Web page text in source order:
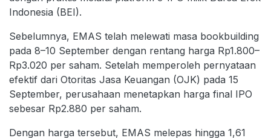
Indonesia (BEI).
Sebelumnya, EMAS telah melewati masa bookbuilding
pada 8–10 September dengan rentang harga Rp1.800–
Rp3.020 per saham. Setelah memperoleh pernyataan
efektif dari Otoritas Jasa Keuangan (OJK) pada 15
September, perusahaan menetapkan harga final IPO
sebesar Rp2.880 per saham.
Dengan harga tersebut, EMAS melepas hingga 1,61